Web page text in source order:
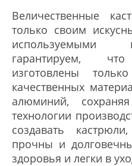
Величественные
только своим
используемыми
гарантируем,
изготовлены
качественных
алюминий,
технологии
создавать
прочны и
здоровья и легки в